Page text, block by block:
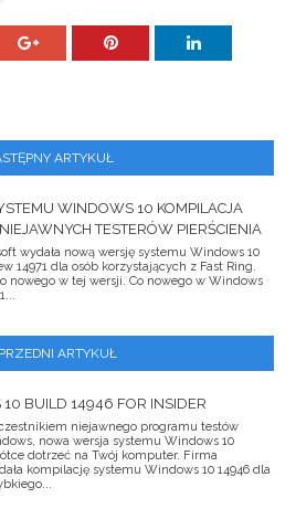
ARTYKUŁ
WINDOWS 10 KOMPILACJA
TESTERÓW PIERŚCIENIA
wydała nową wersję systemu Windows 10
14971 dla osób korzystających z Fast Ring.
nowego w tej wersji. Co nowego w Windows
ARTYKUŁ
BUILD 14946 FOR INSIDER
niejawnego programu testów
nowa wersja systemu Windows 10
dotrzeć na Twój komputer. Firma
kompilację systemu Windows 10 14946 dla